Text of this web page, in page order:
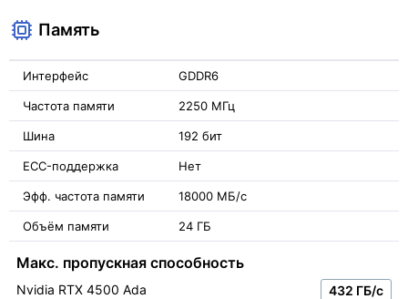
Память
Интерфейс GDDR6
Частота памяти 2250 МГц
Шина 192 бит
ECC-поддержка Нет
Эфф. частота памяти 18000 МБ/с
Объём памяти 24 ГБ
Макс. пропускная способность
Nvidia RTX 4500 Ada 432 ГБ/с